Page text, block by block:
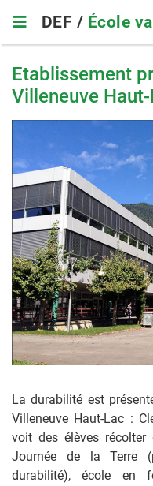
main
navigation
DEF / École
Etablissement
Villeneuve
La durabilité est
Villeneuve Haut-Lac :
voit des élèves
Journée de la Terre
durabilité), école en